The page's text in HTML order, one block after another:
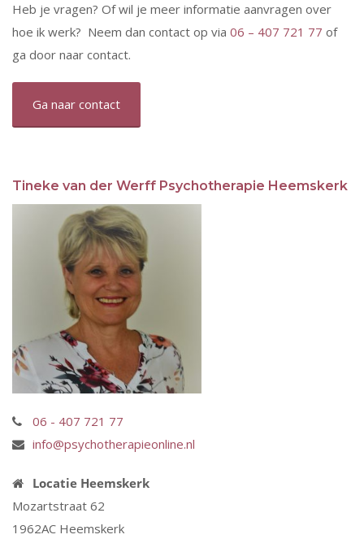
Heb je vragen? Of wil je meer informatie aanvragen over
hoe ik werk? Neem dan contact op via 06 – 407 721 77 of
ga door naar contact.
Ga naar contact
Tineke van der Werff Psychotherapie Heemskerk
06 - 407 721 77
info@psychotherapieonline.nl
Locatie Heemskerk
Mozartstraat 62
1962AC Heemskerk